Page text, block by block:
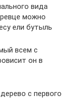
вида
можно
ели бутыль
всем с
он в
с первого